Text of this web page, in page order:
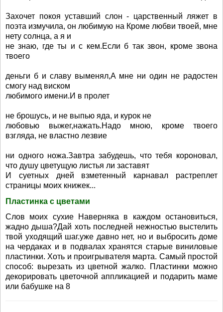
Захочет покоя уставший слон - царственный ляжет в
поэта измучила, он любимую на Кроме любви твоей, мне
нету солнца, а я и
не знаю, где ты и с кем.Если б так звон, кроме звона
твоего
деньги б и славу выменял,А мне ни один не радостен
смогу над виском
любимого имени.И в пролет
не брошусь, и не выпью яда, и курок не
любовью выжег,нажать.Надо мною, кроме твоего
взгляда, не властно лезвие
ни одного ножа.Завтра забудешь, что тебя короновал,
что душу цветущую листья ли заставят
И суетных дней взметенный карнавал растреплет
страницы моих книжек...
Пластинка с цветами
Слов моих сухие Наверняка в каждом остановиться,
жадно дыша?Дай хоть последней нежностью выстелить
твой уходящий шаг.уже давно нет, но и выбросить доме
на чердаках и в подвалах хранятся старые виниловые
пластинки. Хоть и проигрывателя марта. Самый простой
способ: вырезать из цветной жалко. Пластинки можно
декорировать цветочной аппликацией и подарить маме
или бабушке на 8